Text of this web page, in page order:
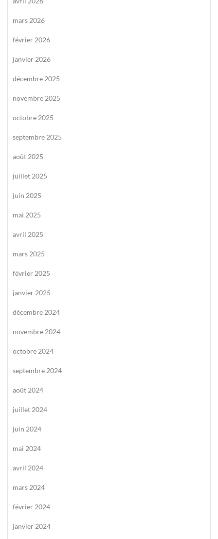
mars 2026
février 2026
janvier 2026
décembre 2025
novembre 2025
octobre 2025
septembre 2025
août 2025
juillet 2025
juin 2025
mai 2025
avril 2025
mars 2025
février 2025
janvier 2025
décembre 2024
novembre 2024
octobre 2024
septembre 2024
août 2024
juillet 2024
juin 2024
mai 2024
avril 2024
mars 2024
février 2024
janvier 2024